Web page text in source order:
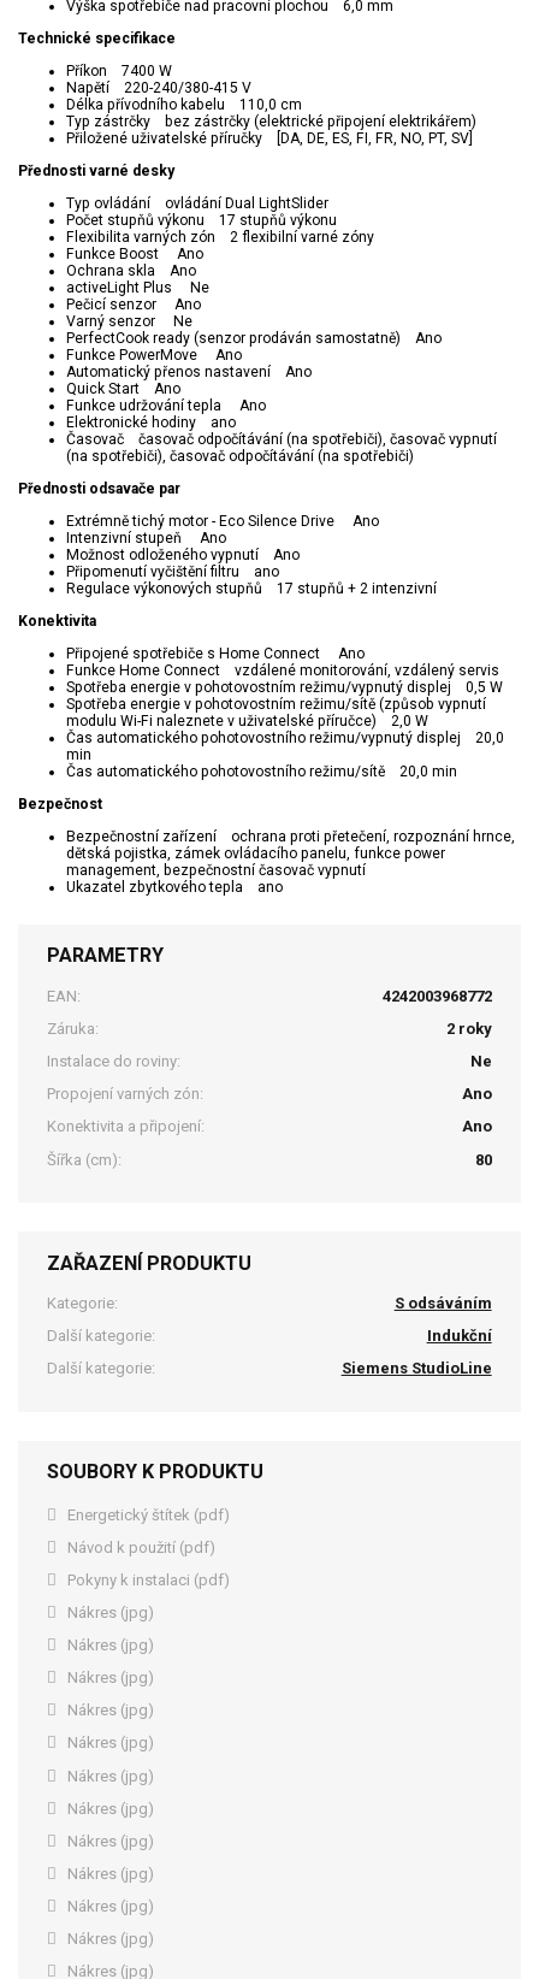
Výška spotřebiče nad pracovní plochou 6,0 mm
Technické specifikace
Příkon 7400 W
Napětí 220-240/380-415 V
Délka přívodního kabelu 110,0 cm
Typ zástrčky bez zástrčky (elektrické připojení elektrikářem)
Přiložené uživatelské příručky [DA, DE, ES, FI, FR, NO, PT, SV]
Přednosti varné desky
Typ ovládání ovládání Dual LightSlider
Počet stupňů výkonu 17 stupňů výkonu
Flexibilita varných zón 2 flexibilní varné zóny
Funkce Boost Ano
Ochrana skla Ano
activeLight Plus Ne
Pečicí senzor Ano
Varný senzor Ne
PerfectCook ready (senzor prodáván samostatně) Ano
Funkce PowerMove Ano
Automatický přenos nastavení Ano
Quick Start Ano
Funkce udržování tepla Ano
Elektronické hodiny ano
Časovač časovač odpočítávání (na spotřebiči), časovač vypnutí
(na spotřebiči), časovač odpočítávání (na spotřebiči)
Přednosti odsavače par
Extrémně tichý motor - Eco Silence Drive Ano
Intenzivní stupeň Ano
Možnost odloženého vypnutí Ano
Připomenutí vyčištění filtru ano
Regulace výkonových stupňů 17 stupňů + 2 intenzivní
Konektivita
Připojené spotřebiče s Home Connect Ano
Funkce Home Connect vzdálené monitorování, vzdálený servis
Spotřeba energie v pohotovostním režimu/vypnutý displej 0,5 W
Spotřeba energie v pohotovostním režimu/sítě (způsob vypnutí
modulu Wi-Fi naleznete v uživatelské příručce) 2,0 W
Čas automatického pohotovostního režimu/vypnutý displej 20,0
min
Čas automatického pohotovostního režimu/sítě 20,0 min
Bezpečnost
Bezpečnostní zařízení ochrana proti přetečení, rozpoznání hrnce,
dětská pojistka, zámek ovládacího panelu, funkce power
management, bezpečnostní časovač vypnutí
Ukazatel zbytkového tepla ano
PARAMETRY
EAN:
4242003968772
Záruka:
2 roky
Instalace do roviny:
Ne
Propojení varných zón:
Ano
Konektivita a připojení:
Ano
Šířka (cm):
80
ZAŘAZENÍ PRODUKTU
Kategorie:
S odsáváním
Další kategorie:
Indukční
Další kategorie:
Siemens StudioLine
SOUBORY K PRODUKTU
Energetický štítek (pdf)
Návod k použití (pdf)
Pokyny k instalaci (pdf)
Nákres (jpg)
Nákres (jpg)
Nákres (jpg)
Nákres (jpg)
Nákres (jpg)
Nákres (jpg)
Nákres (jpg)
Nákres (jpg)
Nákres (jpg)
Nákres (jpg)
Nákres (jpg)
Nákres (jpg)